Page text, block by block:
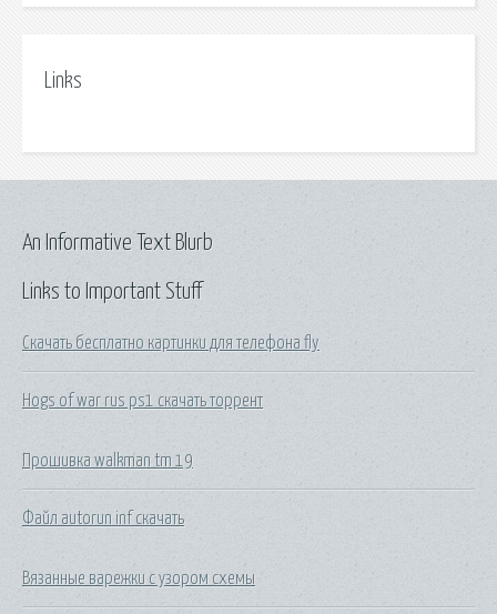
Links
Links to Important Stuff
Скачать бесплатно картинки для телефона fly
Hogs of war rus ps1 скачать торрент
Прошивка walkman tm 19
Файл autorun inf скачать
Вязанные варежки с узором схемы
An Informative Text Blurb